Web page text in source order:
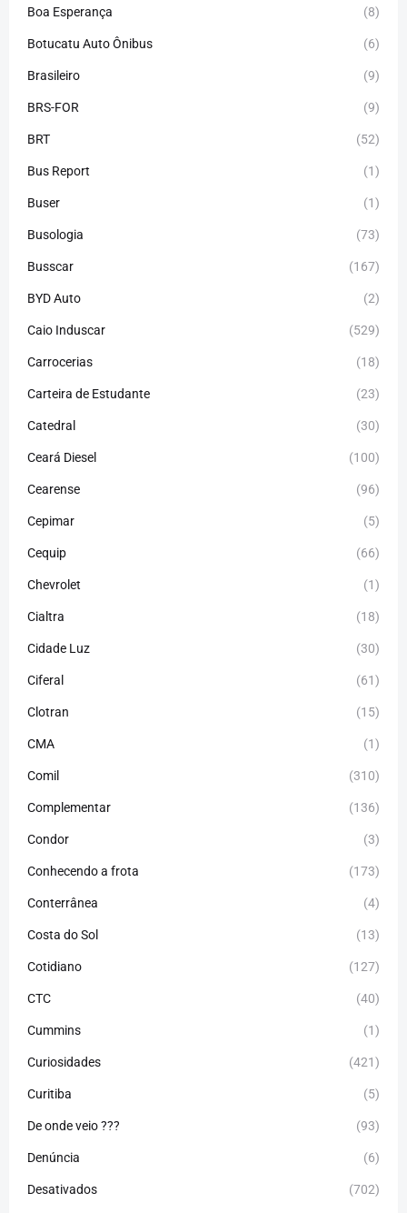
Boa Esperança (8)
Botucatu Auto Ônibus (6)
Brasileiro (9)
BRS-FOR (9)
BRT (52)
Bus Report (1)
Buser (1)
Busologia (73)
Busscar (167)
BYD Auto (2)
Caio Induscar (529)
Carrocerias (18)
Carteira de Estudante (23)
Catedral (30)
Ceará Diesel (100)
Cearense (96)
Cepimar (5)
Cequip (66)
Chevrolet (1)
Cialtra (18)
Cidade Luz (30)
Ciferal (61)
Clotran (15)
CMA (1)
Comil (310)
Complementar (136)
Condor (3)
Conhecendo a frota (173)
Conterrânea (4)
Costa do Sol (13)
Cotidiano (127)
CTC (40)
Cummins (1)
Curiosidades (421)
Curitiba (5)
De onde veio ??? (93)
Denúncia (6)
Desativados (702)